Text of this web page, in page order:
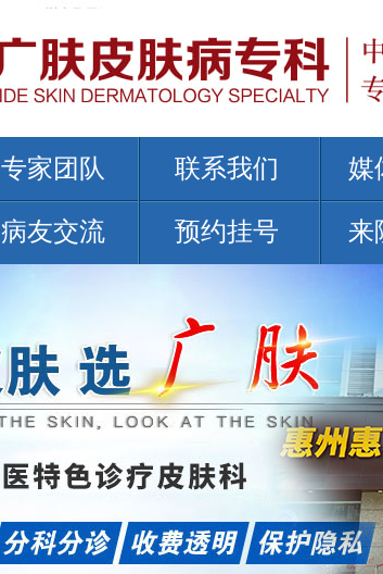
专家团队 联系我们 媒
病友交流 预约挂号 来